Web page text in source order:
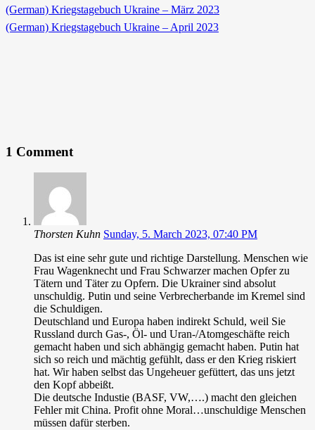
(German) Kriegstagebuch Ukraine – März 2023
(German) Kriegstagebuch Ukraine – April 2023
1 Comment
Thorsten Kuhn Sunday, 5. March 2023, 07:40 PM
Das ist eine sehr gute und richtige Darstellung. Menschen wie
Frau Wagenknecht und Frau Schwarzer machen Opfer zu
Tätern und Täter zu Opfern. Die Ukrainer sind absolut
unschuldig. Putin und seine Verbrecherbande im Kremel sind
die Schuldigen.
Deutschland und Europa haben indirekt Schuld, weil Sie
Russland durch Gas-, Öl- und Uran-/Atomgeschäfte reich
gemacht haben und sich abhängig gemacht haben. Putin hat
sich so reich und mächtig gefühlt, dass er den Krieg riskiert
hat. Wir haben selbst das Ungeheuer gefüttert, das uns jetzt
den Kopf abbeißt.
Die deutsche Industie (BASF, VW,….) macht den gleichen
Fehler mit China. Profit ohne Moral…unschuldige Menschen
müssen dafür sterben.